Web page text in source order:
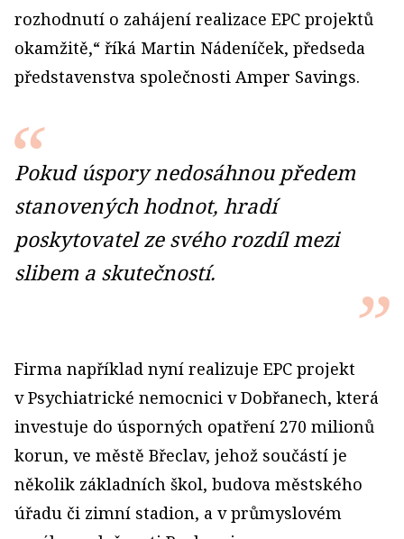
rozhodnutí o zahájení realizace EPC projektů
okamžitě,“ říká Martin Nádeníček, předseda
představenstva společnosti Amper Savings.
Pokud úspory nedosáhnou předem
stanovených hodnot, hradí
poskytovatel ze svého rozdíl mezi
slibem a skutečností.
Firma například nyní realizuje EPC projekt
v Psychiatrické nemocnici v Dobřanech, která
investuje do úsporných opatření 270 mi­lionů
korun, ve městě Břeclav, jehož součástí je
několik základních škol, budova městského
úřadu či zimní stadion, a v průmyslovém